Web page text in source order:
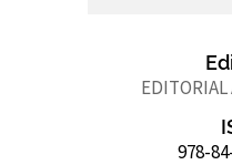
EDITORIAL
978-